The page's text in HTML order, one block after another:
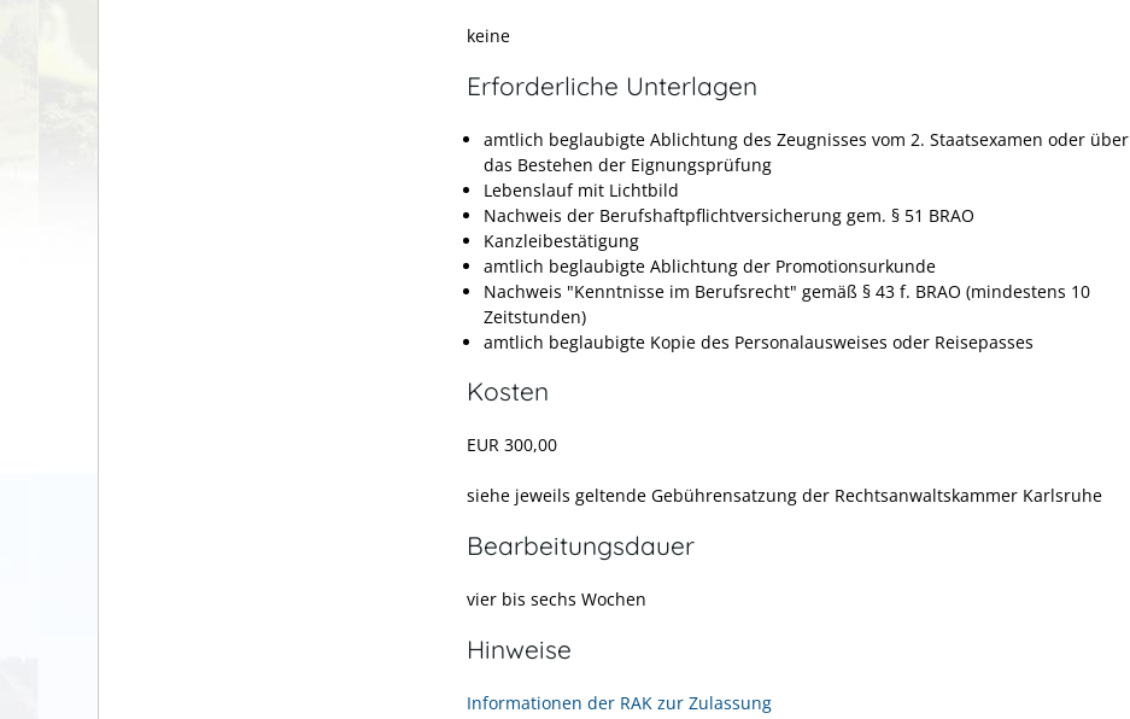
keine
Erforderliche Unterlagen
amtlich beglaubigte Ablichtung des Zeugnisses vom 2. Staatsexamen oder über
das Bestehen der Eignungsprüfung
Lebenslauf mit Lichtbild
Nachweis der Berufshaftpflichtversicherung gem. § 51 BRAO
Kanzleibestätigung
amtlich beglaubigte Ablichtung der Promotionsurkunde
Nachweis "Kenntnisse im Berufsrecht" gemäß § 43 f. BRAO (mindestens 10
Zeitstunden)
amtlich beglaubigte Kopie des Personalausweises oder Reisepasses
Kosten
EUR 300,00
siehe jeweils geltende Gebührensatzung der Rechtsanwaltskammer Karlsruhe
Bearbeitungsdauer
vier bis sechs Wochen
Hinweise
Informationen der RAK zur Zulassung